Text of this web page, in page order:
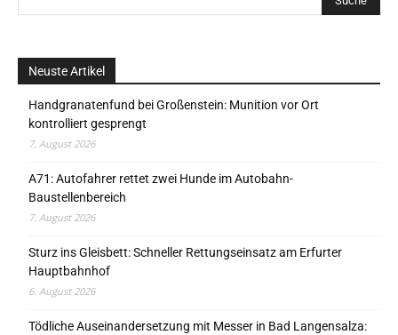
Neuste Artikel
Handgranatenfund bei Großenstein: Munition vor Ort
kontrolliert gesprengt
7. August 2026
A71: Autofahrer rettet zwei Hunde im Autobahn-
Baustellenbereich
7. August 2026
Sturz ins Gleisbett: Schneller Rettungseinsatz am Erfurter
Hauptbahnhof
6. August 2026
Tödliche Auseinandersetzung mit Messer in Bad Langensalza: